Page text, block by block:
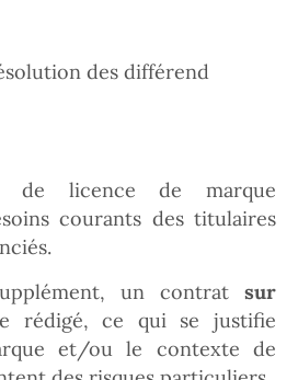
des différend
de licence de marque
courants des titulaires
un contrat sur
rédigé, ce qui se justifie
et/ou le contexte de